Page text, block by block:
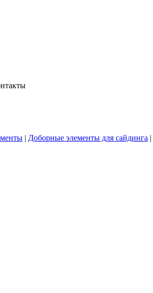
| Доборные элементы для сайдинга |